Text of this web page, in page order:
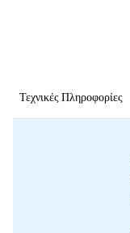
Τεχνικές Πληροφορίες